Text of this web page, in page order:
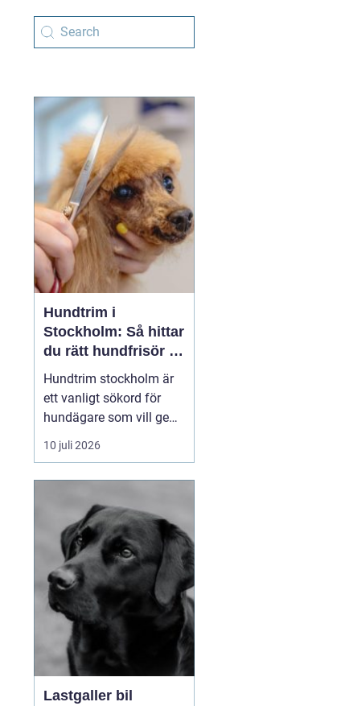
Hundtrim i
Stockholm: Så hittar
du rätt hundfrisör i
huvudstaden
Hundtrim stockholm är
ett vanligt sökord för
hundägare som vill ge
sin hund professionell
pälsvård i en trygg miljö.
kännas överväldigande,
men med rätt k...
10 juli 2026
Lastgaller bil